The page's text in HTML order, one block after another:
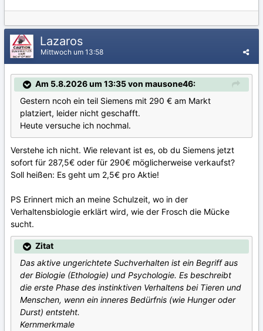
Lazaros
Mittwoch um 13:58
Am 5.8.2026 um 13:35 von mausone46:
Gestern ncoh ein teil Siemens mit 290 € am Markt
platziert, leider nicht geschafft.
Heute versuche ich nochmal.
Verstehe ich nicht. Wie relevant ist es, ob du Siemens jetzt
sofort für 287,5€ oder für 290€ möglicherweise verkaufst?
Soll heißen: Es geht um 2,5€ pro Aktie!
PS Erinnert mich an meine Schulzeit, wo in der
Verhaltensbiologie erklärt wird, wie der Frosch die Mücke
sucht.
Zitat
Das aktive ungerichtete Suchverhalten ist ein Begriff aus
der Biologie (Ethologie) und Psychologie. Es beschreibt
die erste Phase des instinktiven Verhaltens bei Tieren und
Menschen, wenn ein inneres Bedürfnis (wie Hunger oder
Durst) entsteht.
Kernmerkmale